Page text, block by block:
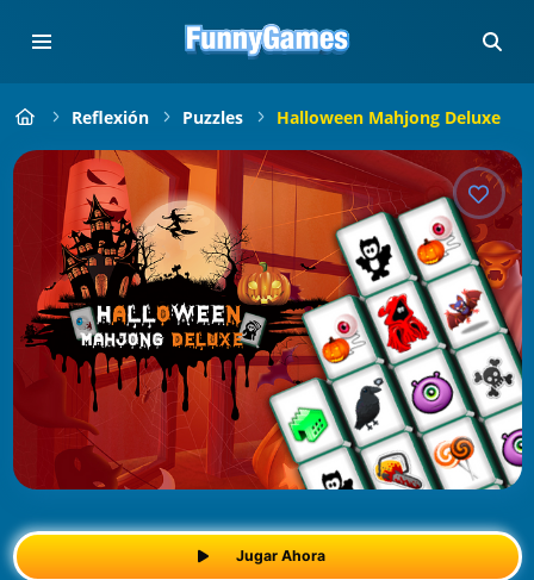
Reflexión Puzzles Halloween Mahjong Deluxe
Jugar Ahora